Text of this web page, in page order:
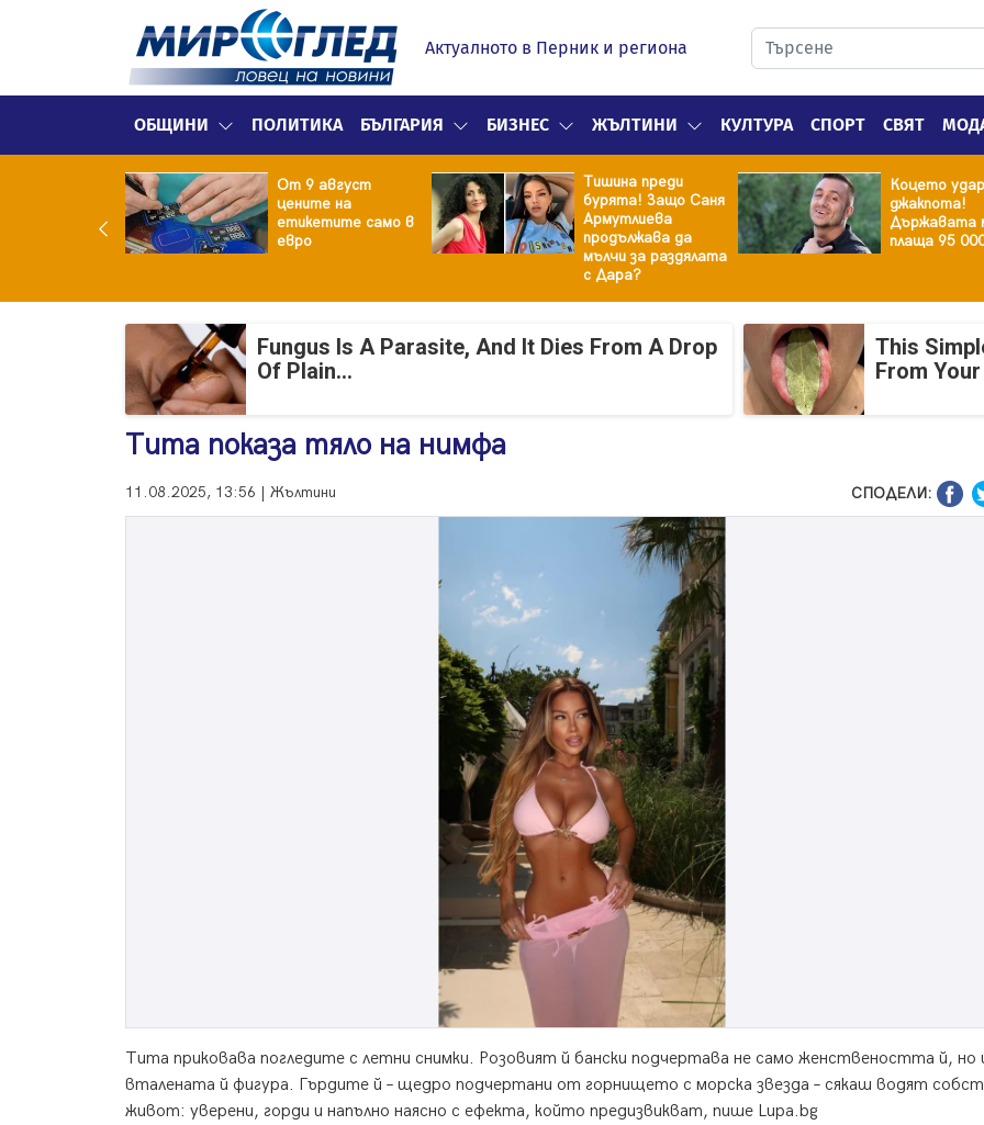
Актуалното в Перник и региона
ОБЩИНИ ПОЛИТИКА БЪЛГАРИЯ БИЗНЕС ЖЪЛТИНИ КУЛТУРА СПОРТ СВЯТ
От 9 август
цените на
етикетите само в
евро
Тишина преди
бурята! Защо Саня
Армутлиева
продължава да
мълчи за раздялата
с Дара?
Коцето
джакпота!
Държавата
плаща 95
Fungus Is A Parasite, And It Dies From A Drop
Of Plain...
This
From
Тита показа тяло на нимфа
11.08.2025, 13:56 | Жълтини СПОДЕЛИ:
Тита приковава погледите с летни снимки. Розовият й бански подчертава не само женствеността й, но
вталената й фигура. Гърдите й – щедро подчертани от горнището с морска звезда – сякаш водят
живот: уверени, горди и напълно наясно с ефекта, който предизвикват, пише Lupa.bg